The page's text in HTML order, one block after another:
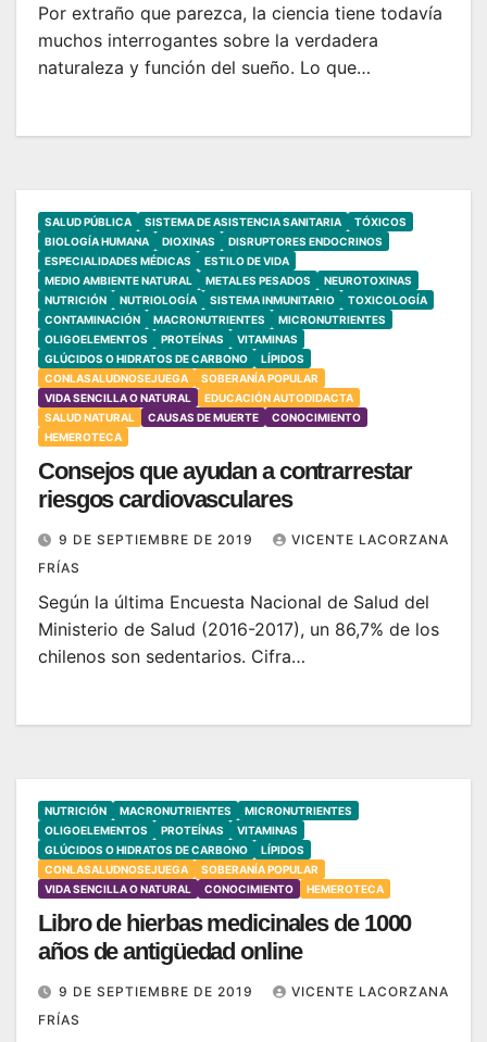
Por extraño que parezca, la ciencia tiene todavía
muchos interrogantes sobre la verdadera
naturaleza y función del sueño. Lo que…
SALUD PÚBLICA SISTEMA DE ASISTENCIA SANITARIA
TÓXICOS
BIOLOGÍA HUMANA
DIOXINAS
DISRUPTORES ENDOCRINOS
ESPECIALIDADES MÉDICAS
ESTILO DE VIDA
MEDIO AMBIENTE NATURAL
METALES PESADOS
NEUROTOXINAS
NUTRICIÓN
NUTRIOLOGÍA SISTEMA INMUNITARIO
TOXICOLOGÍA
CONTAMINACIÓN
MACRONUTRIENTES
MICRONUTRIENTES
OLIGOELEMENTOS
PROTEÍNAS
VITAMINAS
GLÚCIDOS O HIDRATOS DE CARBONO
LÍPIDOS
CONLASALUDNOSEJUEGA
SOBERANÍA POPULAR
VIDA SENCILLA O NATURAL
EDUCACIÓN AUTODIDACTA
SALUD NATURAL
CAUSAS DE MUERTE
CONOCIMIENTO
HEMEROTECA
Consejos que ayudan a contrarrestar
riesgos cardiovasculares
9 DE SEPTIEMBRE DE 2019
VICENTE LACORZANA
FRÍAS
Según la última Encuesta Nacional de Salud del
Ministerio de Salud (2016-2017), un 86,7% de los
chilenos son sedentarios. Cifra…
NUTRICIÓN MACRONUTRIENTES
MICRONUTRIENTES
OLIGOELEMENTOS
PROTEÍNAS
VITAMINAS
GLÚCIDOS O HIDRATOS DE CARBONO
LÍPIDOS
CONLASALUDNOSEJUEGA
SOBERANÍA POPULAR
VIDA SENCILLA O NATURAL
CONOCIMIENTO HEMEROTECA
Libro de hierbas medicinales de 1000
años de antigüedad online
9 DE SEPTIEMBRE DE 2019
VICENTE LACORZANA
FRÍAS